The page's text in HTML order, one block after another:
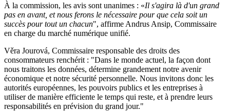
À la commission, les avis sont unanimes : «Il s'agira là d'un grand
pas en avant, et nous ferons le nécessaire pour que cela soit un
succès pour tout un chacun", affirme Andrus Ansip, Commissaire
en charge du marché numérique unifié.
Věra Jourová, Commissaire responsable des droits des
consommateurs renchérit : "Dans le monde actuel, la façon dont
nous traitons les données, détermine grandement notre avenir
économique et notre sécurité personnelle. Nous invitons donc les
autorités européennes, les pouvoirs publics et les entreprises à
utiliser de manière efficiente le temps qui reste, et à prendre leurs
responsabilités en prévision du grand jour."